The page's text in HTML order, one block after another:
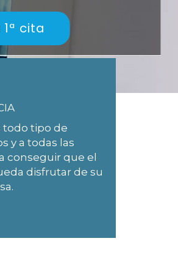
cita
todo tipo de
y a todas las
conseguir que el
disfrutar de su